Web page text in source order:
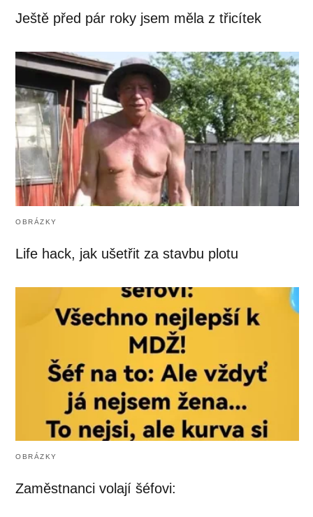
Ještě před pár roky jsem měla z třicítek
OBRÁZKY
Life hack, jak ušetřit za stavbu plotu
OBRÁZKY
Zaměstnanci volají šéfovi: